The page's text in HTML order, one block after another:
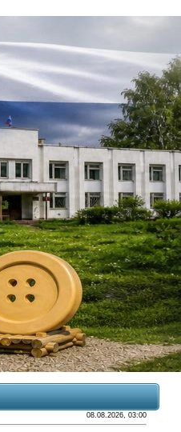
08.08.2026, 03:00